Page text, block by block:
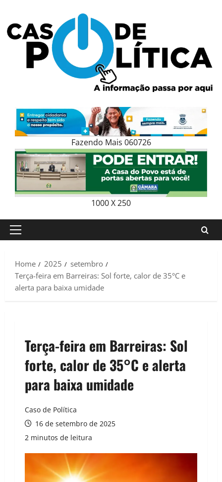
content
Fazendo Mais 060726
1000 X 250
Primary
Home
2025
setembro
Terça-feira em Barreiras: Sol forte, calor de 35°C e
alerta para baixa umidade
Terça-feira em Barreiras: Sol
forte, calor de 35°C e alerta
para baixa umidade
Caso de Política
16 de setembro de 2025
2 minutos de leitura